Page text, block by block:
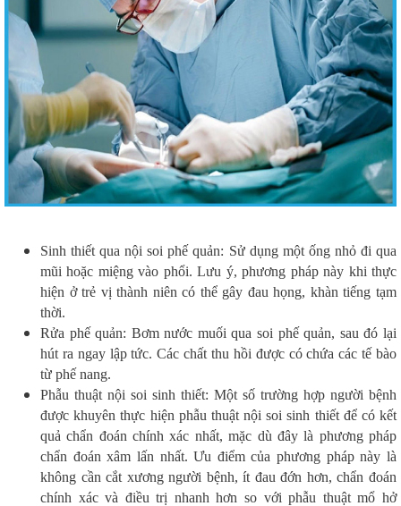
Sinh thiết qua nội soi phế quản: Sử dụng một ống nhỏ đi qua
mũi hoặc miệng vào phổi. Lưu ý, phương pháp này khi thực
hiện ở trẻ vị thành niên có thể gây đau họng, khàn tiếng tạm
thời.
Rửa phế quản: Bơm nước muối qua soi phế quản, sau đó lại
hút ra ngay lập tức. Các chất thu hồi được có chứa các tế bào
từ phế nang.
Phẫu thuật nội soi sinh thiết: Một số trường hợp người bệnh
được khuyên thực hiện phẫu thuật nội soi sinh thiết để có kết
quả chẩn đoán chính xác nhất, mặc dù đây là phương pháp
chẩn đoán xâm lấn nhất. Ưu điểm của phương pháp này là
không cần cắt xương người bệnh, ít đau đớn hơn, chẩn đoán
chính xác và điều trị nhanh hơn so với phẫu thuật mổ hở